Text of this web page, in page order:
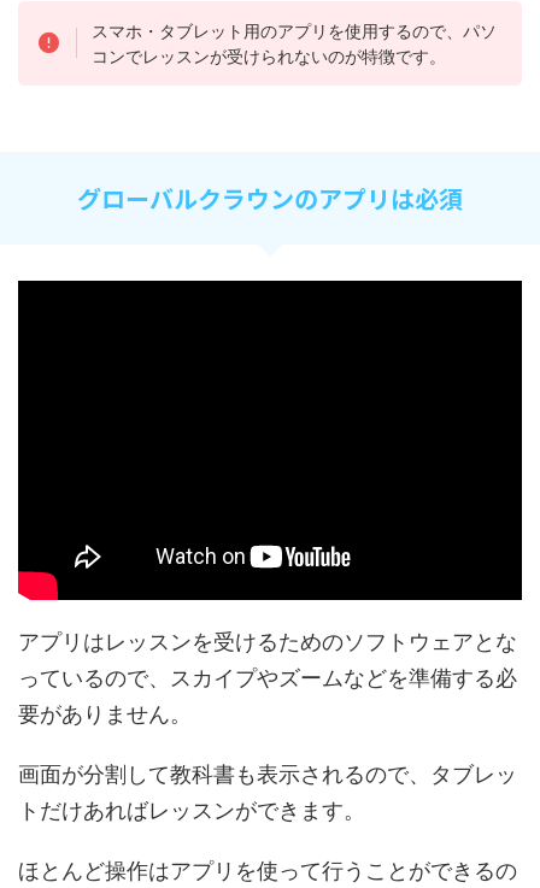
スマホ・タブレット用のアプリを使用するので、パソ
コンでレッスンが受けられないのが特徴です。
グローバルクラウンのアプリは必須
アプリはレッスンを受けるためのソフトウェアとな
っているので、スカイプやズームなどを準備する必
要がありません。
画面が分割して教科書も表示されるので、タブレッ
トだけあればレッスンができます。
ほとんど操作はアプリを使って行うことができるの